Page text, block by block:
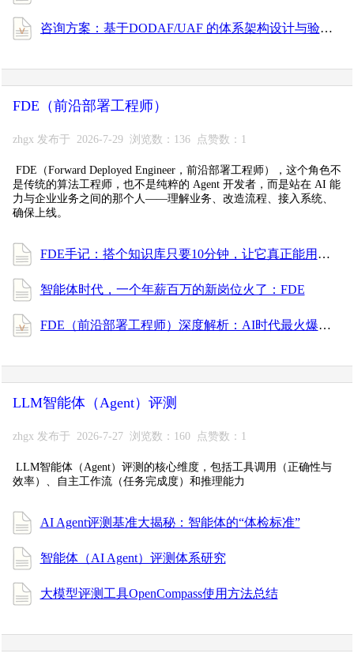
咨询方案：基于DODAF/UAF 的体系架构设计与验证
FDE（前沿部署工程师）
zhgx 发布于 2026-7-29 浏览数：136 点赞数：1
FDE（Forward Deployed Engineer，前沿部署工程师），这个角色不
是传统的算法工程师，也不是纯粹的 Agent 开发者，而是站在 AI 能
力与企业业务之间的那个人——理解业务、改造流程、接入系统、
确保上线。
FDE手记：搭个知识库只要10分钟，让它真正能用却花了一周
智能体时代，一个年薪百万的新岗位火了：FDE
FDE（前沿部署工程师）深度解析：AI时代最火爆的新型技术人才
LLM智能体（Agent）评测
zhgx 发布于 2026-7-27 浏览数：160 点赞数：1
LLM智能体（Agent）评测的核心维度，包括工具调用（正确性与
效率）、自主工作流（任务完成度）和推理能力
AI Agent评测基准大揭秘：智能体的“体检标准”
智能体（AI Agent）评测体系研究
大模型评测工具OpenCompass使用方法总结